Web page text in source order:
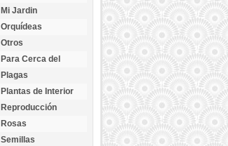
Mi Jardin
Orquídeas
Otros
Para Cerca del
Estanque
Plagas
Plantas de Interior
Reproducción
Rosas
Semillas